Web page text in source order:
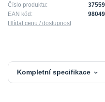
Číslo produktu:
EAN kód:
98049
Hlídat cenu / dostupnost
Kompletní specifikace